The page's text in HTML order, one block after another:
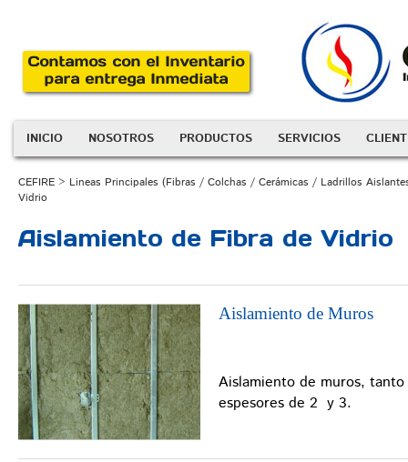
INICIO NOSOTROS PRODUCTOS SERVICIOS
CEFIRE > Lineas Principales (Fibras / Colchas / Cerámicas / Ladrillos
Vidrio
Aislamiento de Fibra de Vidrio
Aislamiento de Muros
Aislamiento de muros,
espesores de 2 y 3.